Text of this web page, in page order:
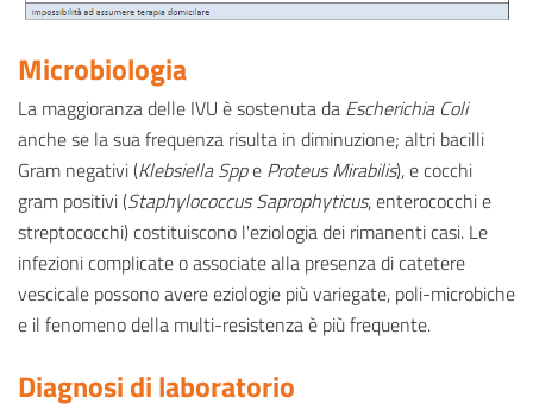
Microbiologia
La maggioranza delle IVU è sostenuta da Escherichia Coli
anche se la sua frequenza risulta in diminuzione; altri bacilli
Gram negativi (Klebsiella Sppe Proteus Mirabilis), e cocchi
gram positivi (Staphylococcus Saprophyticus, enterococchi e
streptococchi) costituiscono l'eziologia dei rimanenti casi. Le
infezioni complicate o associate alla presenza di catetere
vescicale possono avere eziologie più variegate, poli-microbiche
e il fenomeno della multi-resistenza è più frequente.
Diagnosi di laboratorio